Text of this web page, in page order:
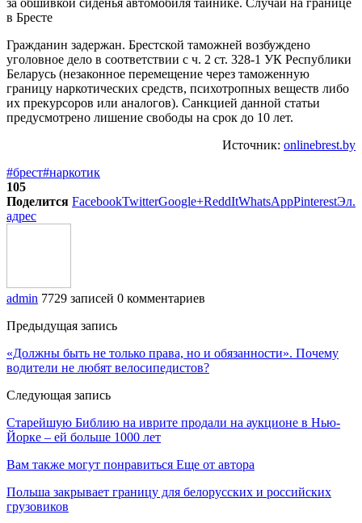
Гражданин задержан. Брестской таможней возбуждено
уголовное дело в соответствии с ч. 2 ст. 328-1 УК Республики
Беларусь (незаконное перемещение через таможенную
границу наркотических средств, психотропных веществ либо
их прекурсоров или аналогов). Санкцией данной статьи
предусмотрено лишение свободы на срок до 10 лет.
Источник: onlinebrest.by
#брест#наркотик
105
Поделится FacebookTwitterGoogle+ReddItWhatsAppPinterestЭл.
адрес
admin 7729 записей 0 комментариев
Предыдущая запись
«Должны быть не только права, но и обязанности». Почему
водители не любят велосипедистов?
Следующая запись
Старейшую Библию на иврите продали на аукционе в Нью-
Йорке – ей больше 1000 лет
Вам также могут понравиться Еще от автора
Польша закрывает границу для белорусских и российских
грузовиков